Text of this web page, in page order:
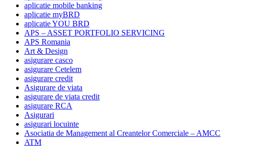
aplicatie mobile banking
aplicatie myBRD
aplicatie YOU BRD
APS – ASSET PORTFOLIO SERVICING
APS Romania
Art & Design
asigurare casco
asigurare Cetelem
asigurare credit
Asigurare de viata
asigurare de viata credit
asigurare RCA
Asigurari
asigurari locuinte
Asociatia de Management al Creantelor Comerciale – AMCC
ATM